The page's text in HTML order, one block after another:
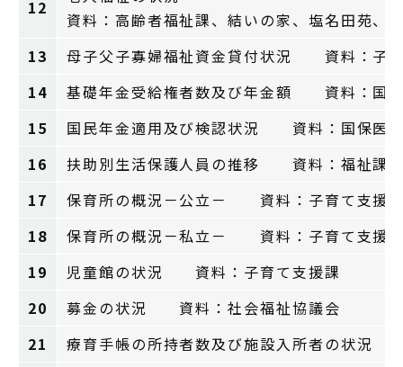
12
資料：高齢者福祉課、結いの家、塩名田苑、
13
母子父子寡婦福祉資金貸付状況 資料：子
14
基礎年金受給権者数及び年金額 資料：国
15
国民年金適用及び検認状況 資料：国保医
16
扶助別生活保護人員の推移 資料：福祉課
17
保育所の概況－公立－ 資料：子育て支援
18
保育所の概況－私立－ 資料：子育て支援
19
児童館の状況 資料：子育て支援課
20
募金の状況 資料：社会福祉協議会
21
療育手帳の所持者数及び施設入所者の状況